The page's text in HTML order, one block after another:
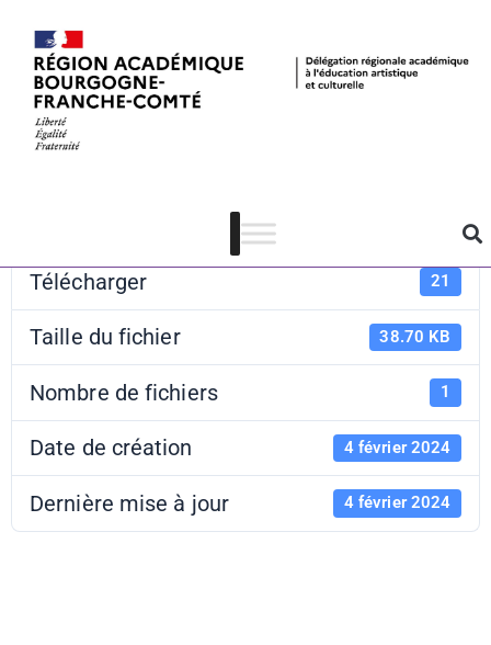
Le world café
Télécharger 21
Taille du fichier 38.70 KB
Nombre de fichiers 1
Date de création 4 février 2024
Dernière mise à jour 4 février 2024